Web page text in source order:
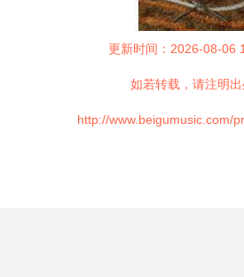
更新时间：2026-08-06
如若转载，请注明出
http://www.beigumusic.com/